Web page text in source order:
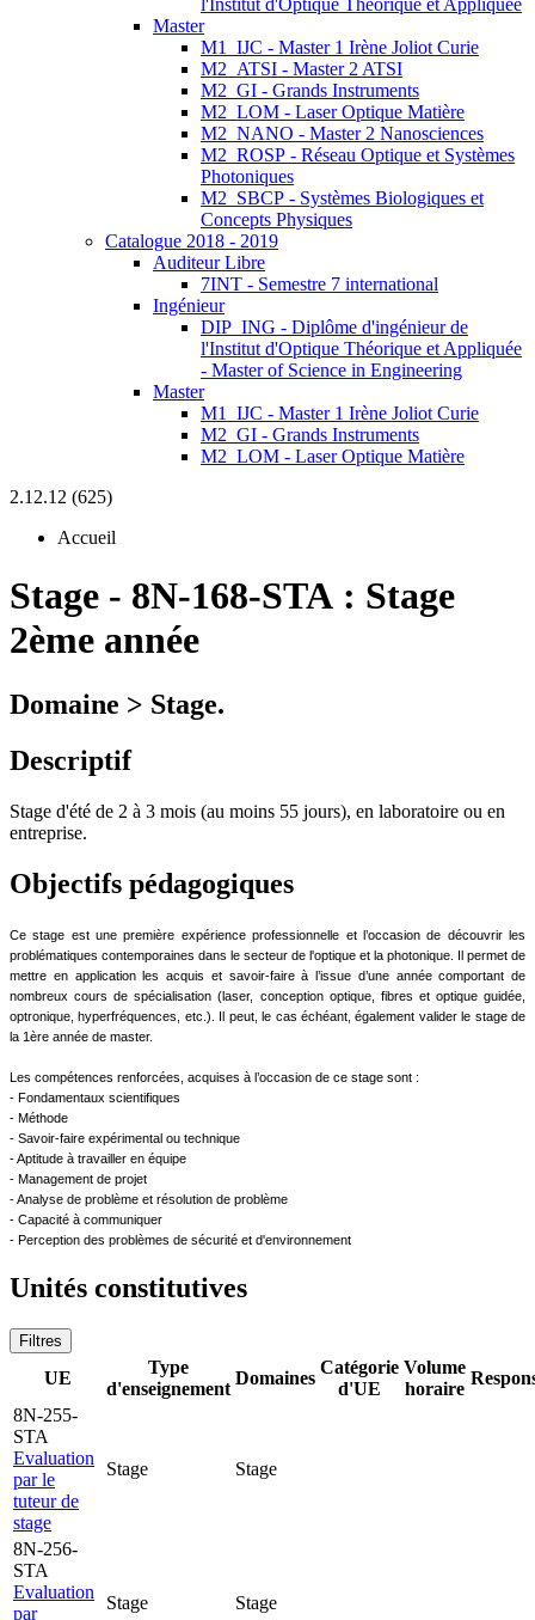
l'Institut d'Optique Théorique et Appliquée
Master
M1_IJC - Master 1 Irène Joliot Curie
M2_ATSI - Master 2 ATSI
M2_GI - Grands Instruments
M2_LOM - Laser Optique Matière
M2_NANO - Master 2 Nanosciences
M2_ROSP - Réseau Optique et Systèmes
Photoniques
M2_SBCP - Systèmes Biologiques et
Concepts Physiques
Catalogue 2018 - 2019
Auditeur Libre
7INT - Semestre 7 international
Ingénieur
DIP_ING - Diplôme d'ingénieur de
l'Institut d'Optique Théorique et Appliquée
- Master of Science in Engineering
Master
M1_IJC - Master 1 Irène Joliot Curie
M2_GI - Grands Instruments
M2_LOM - Laser Optique Matière
2.12.12 (625)
Accueil
Stage - 8N-168-STA : Stage
2ème année
Domaine > Stage.
Descriptif
Stage d'été de 2 à 3 mois (au moins 55 jours), en laboratoire ou en
entreprise.
Objectifs pédagogiques
Ce stage est une première expérience professionnelle et l’occasion de découvrir les
problématiques contemporaines dans le secteur de l'optique et la photonique. Il permet de
mettre en application les acquis et savoir-faire à l’issue d’une année comportant de
nombreux cours de spécialisation (laser, conception optique, fibres et optique guidée,
optronique, hyperfréquences, etc.). Il peut, le cas échéant, également valider le stage de
la 1ère année de master.
Les compétences renforcées, acquises à l’occasion de ce stage sont :
- Fondamentaux scientifiques
- Méthode
- Savoir-faire expérimental ou technique
- Aptitude à travailler en équipe
- Management de projet
- Analyse de problème et résolution de problème
- Capacité à communiquer
- Perception des problèmes de sécurité et d'environnement
Unités constitutives
Filtres
UE
Type
d'enseignement
Domaines
Catégorie
d'UE
Volume
horaire
8N-255-
STA
Evaluation
par le
tuteur de
stage
Stage Stage
8N-256-
STA
Evaluation
par
Stage Stage